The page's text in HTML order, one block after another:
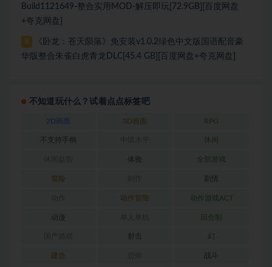
Build1121649-整合实用MOD-解压即玩[72.9GB][百度网盘
+夸克网盘]
8
《卧龙：苍天陨落》免安装v1.0.2绿色中文版国语配音豪
华版整合朱雀白虎青龙DLC[45.4 GB][百度网盘+夸克网盘]
不知道玩什么？试着点点标签吧
2D画面 3D画面 RPG
不支持手柄 休闲
体验 全部游戏
冒险 剧情
动作冒险 动作游戏ACT
动漫 回合制
射击 幻
建造 战斗